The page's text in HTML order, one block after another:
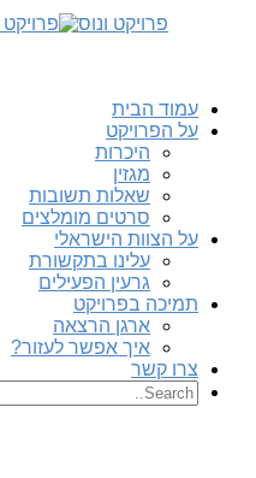
עמוד הבית
על הפרויקט
היכרות
מגזין
שאלות תשובות
סרטים מומלצים
על הצוות הישראלי
עלינו בתקשורת
גרעין הפעילים
תמיכה בפרויקט
ארגן הרצאה
איך אפשר לעזור?
צרו קשר